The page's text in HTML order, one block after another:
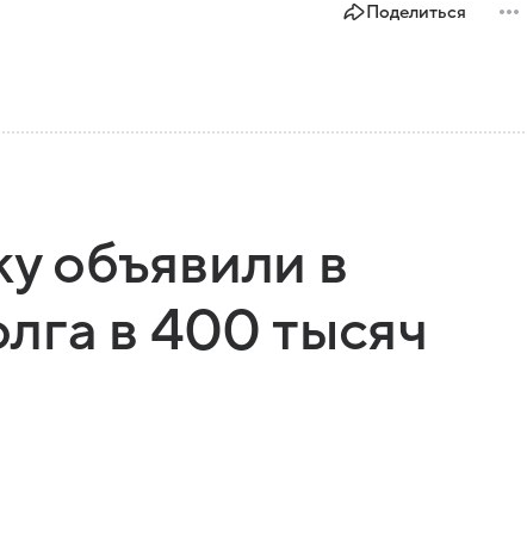
Поделиться
объявили в
в 400 тысяч